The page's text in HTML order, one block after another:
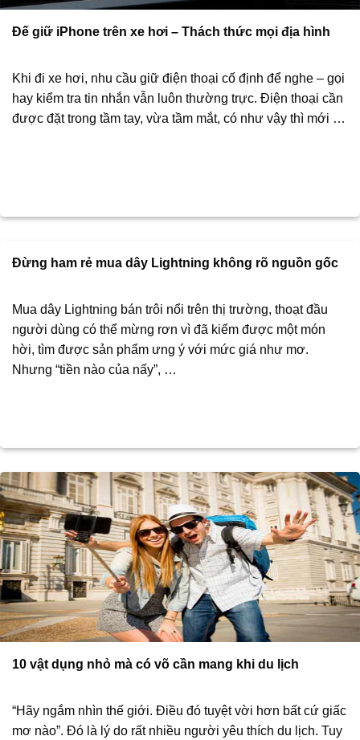
Đế giữ iPhone trên xe hơi – Thách thức mọi địa hình
Khi đi xe hơi, nhu cầu giữ điện thoại cố định để nghe – gọi
hay kiểm tra tin nhắn vẫn luôn thường trực. Điện thoại cần
được đặt trong tầm tay, vừa tầm mắt, có như vậy thì mới …
Đừng ham rẻ mua dây Lightning không rõ nguồn gốc
Mua dây Lightning bán trôi nổi trên thị trường, thoạt đầu
người dùng có thể mừng rơn vì đã kiếm được một món
hời, tìm được sản phẩm ưng ý với mức giá như mơ.
Nhưng “tiền nào của nấy”, …
10 vật dụng nhỏ mà có võ cần mang khi du lịch
“Hãy ngắm nhìn thế giới. Điều đó tuyệt vời hơn bất cứ giấc
mơ nào”. Đó là lý do rất nhiều người yêu thích du lịch. Tuy